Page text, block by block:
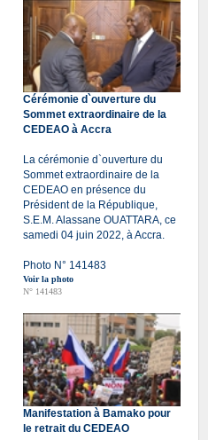
Cérémonie d`ouverture du
Sommet extraordinaire de la
CEDEAO à Accra
La cérémonie d`ouverture du
Sommet extraordinaire de la
CEDEAO en présence du
Président de la République,
S.E.M. Alassane OUATTARA, ce
samedi 04 juin 2022, à Accra.
Photo N° 141483
Voir la photo
N° 141483
Manifestation à Bamako pour
le retrait du CEDEAO